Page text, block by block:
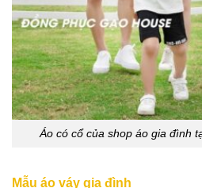
Áo có cổ của shop áo gia đình
Mẫu áo váy gia đình